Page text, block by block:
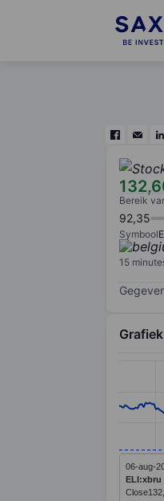
Bereik
92,35
Symbool
15
Grafiek
Line
The
06-aug-
ELI:xbru
Close